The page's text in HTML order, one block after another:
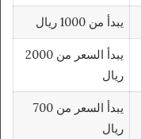
يبدأ من 1000 ريال
يبدأ السعر من 2000
ريال
يبدأ السعر من 700
ريال